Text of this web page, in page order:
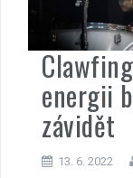
energii
závidět
13. 6. 2022